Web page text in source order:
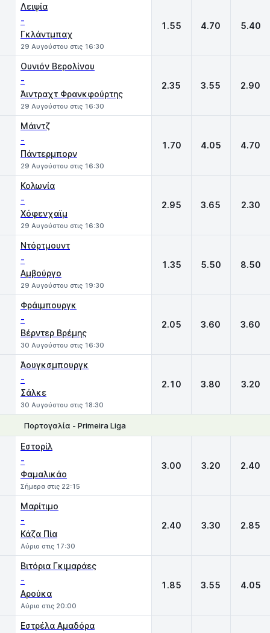
Λειψία
-
Γκλάντμπαχ
29 Αυγούστου στις 16:30
1.55 4.70 5.40
Ουνιόν Βερολίνου
-
Άιντραχτ Φρανκφούρτης
29 Αυγούστου στις 16:30
2.35 3.55 2.90
Μάιντζ
-
Πάντερμπορν
29 Αυγούστου στις 16:30
1.70 4.05 4.70
Κολωνία
-
Χόφενχαϊμ
29 Αυγούστου στις 16:30
2.95 3.65 2.30
Ντόρτμουντ
-
Αμβούργο
29 Αυγούστου στις 19:30
1.35 5.50 8.50
Φράιμπουργκ
-
Βέρντερ Βρέμης
30 Αυγούστου στις 16:30
2.05 3.60 3.60
Άουγκσμπουργκ
-
Σάλκε
30 Αυγούστου στις 18:30
2.10 3.80 3.20
Πορτογαλία - Primeira Liga
Εστορίλ
-
Φαμαλικάο
Σήμερα στις 22:15
3.00 3.20 2.40
Μαρίτιμο
-
Κάζα Πία
Αύριο στις 17:30
2.40 3.30 2.85
Βιτόρια Γκιμαράες
-
Αρούκα
Αύριο στις 20:00
1.85 3.55 4.05
Εστρέλα Αμαδόρα